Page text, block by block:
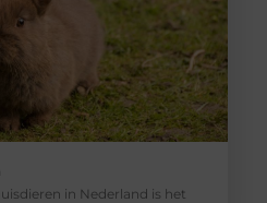
in Nederland is het